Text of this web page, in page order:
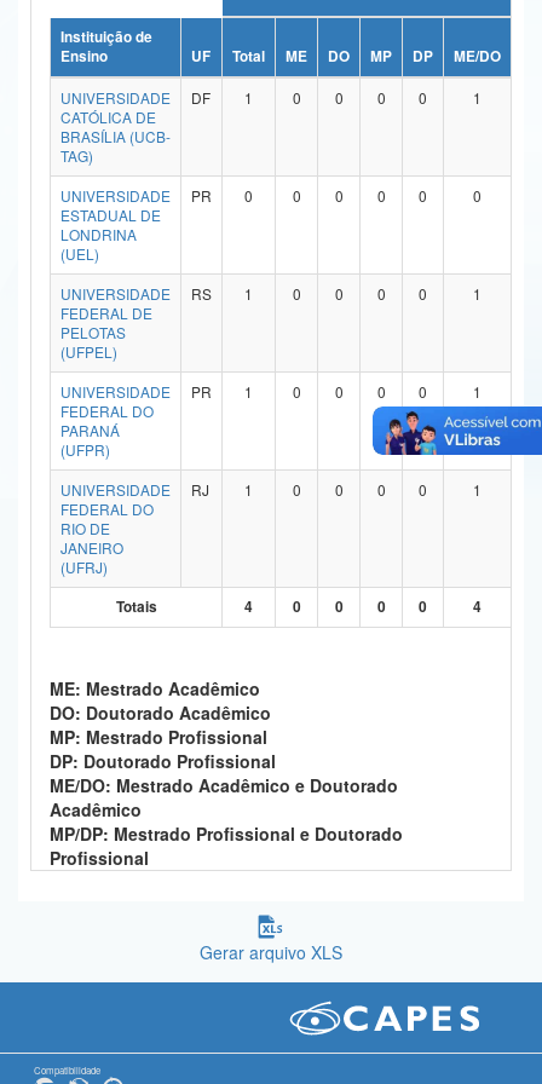
Ministério da Ciência, Tecnologia, Inovações e Comunicações
Ministério do Meio Ambiente
Ministério do Turismo
Ministério do Desenvolvimento Regional
Controladoria-Geral da União
Ministério da Mulher, da Família e dos Direitos Humanos
Secretaria-Geral
Secretaria de Governo
Gabinete de Segurança Institucional
Advocacia-Geral da União
Banco Central do Brasil
Instituição de
Ensino
UF Total ME DO MP DP ME/DO
UNIVERSIDADE
CATÓLICA DE
BRASÍLIA (UCB-
TAG)
DF 1 0 0 0 0 1
UNIVERSIDADE
ESTADUAL DE
LONDRINA
(UEL)
PR 0 0 0 0 0 0
UNIVERSIDADE
FEDERAL DE
PELOTAS
(UFPEL)
RS 1 0 0 0 0 1
UNIVERSIDADE
FEDERAL DO
PARANÁ
(UFPR)
PR 1 0 0 0 0 1
UNIVERSIDADE
FEDERAL DO
RIO DE
JANEIRO
(UFRJ)
RJ 1 0 0 0 0 1
Totais 4 0 0 0 0 4
ME: Mestrado Acadêmico
DO: Doutorado Acadêmico
MP: Mestrado Profissional
DP: Doutorado Profissional
ME/DO: Mestrado Acadêmico e Doutorado
Acadêmico
MP/DP: Mestrado Profissional e Doutorado
Profissional
Gerar arquivo XLS
Compatibilidade